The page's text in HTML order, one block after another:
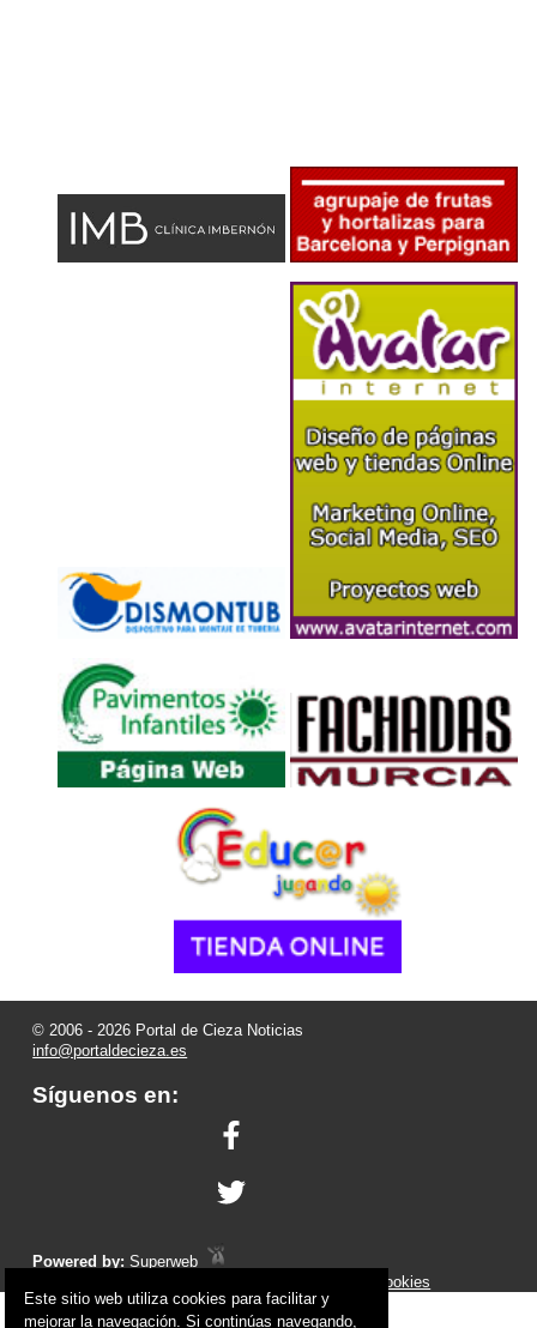
© 2006 - 2026 Portal de Cieza Noticias
info@portaldecieza.es
Síguenos en:
Powered by:Superweb
Política de Cookies
Este sitio web utiliza cookies para facilitar y
mejorar la navegación. Si continúas navegando,